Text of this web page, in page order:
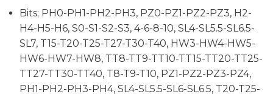
Bits; PH0-PH1-PH2-PH3, PZ0-PZ1-PZ2-PZ3, H2-
H4-H5-H6, S0-S1-S2-S3, 4-6-8-10, SL4-SL5.5-SL6.5-
SL7, T15-T20-T25-T27-T30-T40, HW3-HW4-HW5-
HW6-HW7-HW8, TT8-TT9-TT10-TT15-TT20-TT25-
TT27-TT30-TT40, T8-T9-T10, PZ1-PZ2-PZ3-PZ4,
PH1-PH2-PH3-PH4, SL4-SL5.5-SL6-SL6.5, T20-T25-